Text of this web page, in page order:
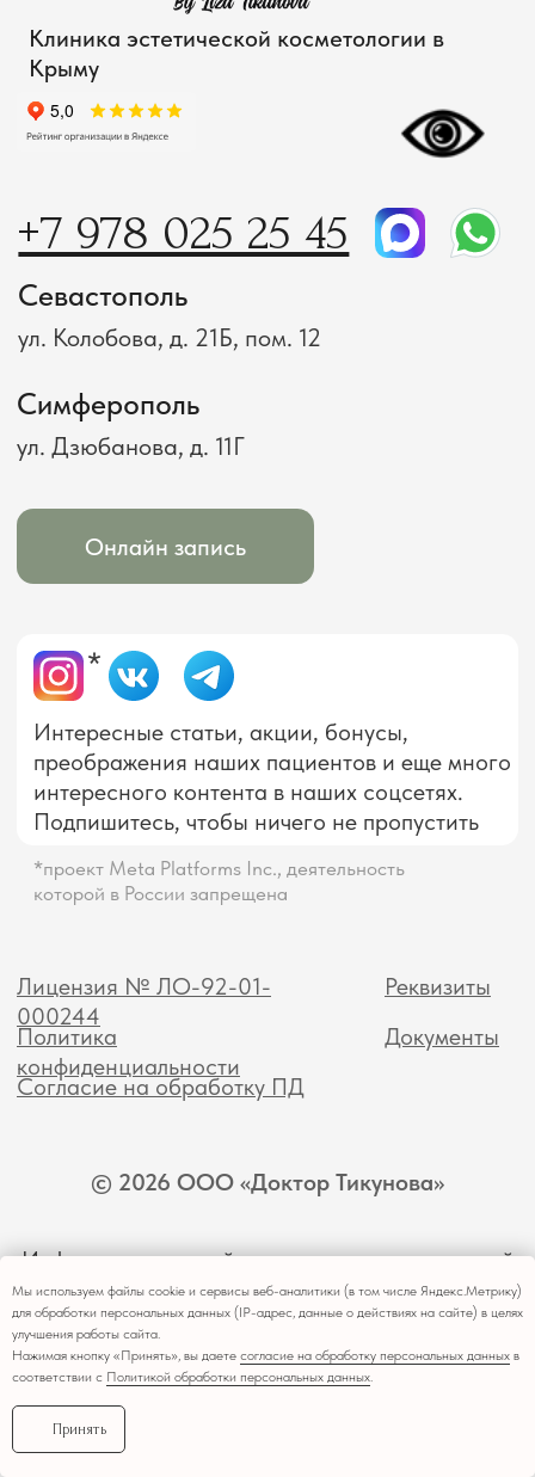
Мы используем файлы cookie и сервисы веб-аналитики (в том числе Яндекс.Метрику)
для обработки персональных данных (IP-адрес, данные о действиях на сайте) в целях
улучшения работы сайта.
Нажимая кнопку «Принять», вы даете согласие на обработку персональных данных в
соответствии с Политикой обработки персональных данных.
Принять